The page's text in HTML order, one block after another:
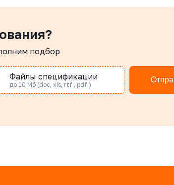
резьба
трехсоставной, ISO 5211,
подбор
Файлы спецификации
до 10 Мб (doc, xis, rtf., pdf.)